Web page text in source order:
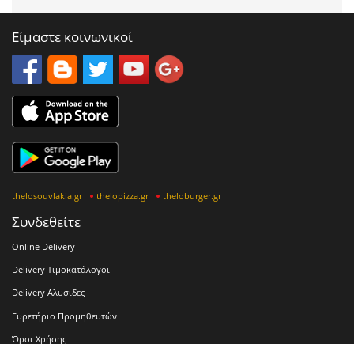
Είμαστε κοινωνικοί
thelosouvlakia.gr thelopizza.gr theloburger.gr
Συνδεθείτε
Online Delivery
Delivery Τιμοκατάλογοι
Delivery Αλυσίδες
Ευρετήριο Προμηθευτών
Όροι Χρήσης